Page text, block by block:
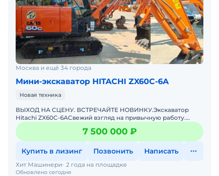
Москва и ещё 34 города
Мини-экскаватор HITACHI ZX60C-6A
Новая техника
ВЫХОД НА СЦЕНУ. ВСТРЕЧАЙТЕ НОВИНКУ.Экскаватор
Hitachi ZX60С-6АСвежий взгляд на привычную работу.
Компактный, маневренный, зубастый.Забудьте всё, что
знали про 6
7 500 000 ₽
Купить в лизинг Позвонить Написать
Обновлено сегодня
Хит Машинери 2 года на площадке